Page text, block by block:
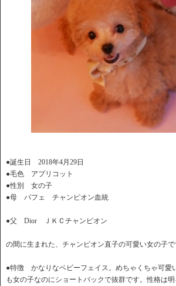
●誕生日 2018年4月29日
●毛色 アプリコット
●性別 女の子
●母 パフェ チャンピオン血統
●父 Dior ＪＫＣチャンピオン
の間に生まれた、チャンピオン直子の可愛い女の子
●特徴 かなりなベビーフェイス。めちゃくちゃ可愛
も女の子なのにショートバックで抜群です。性格は